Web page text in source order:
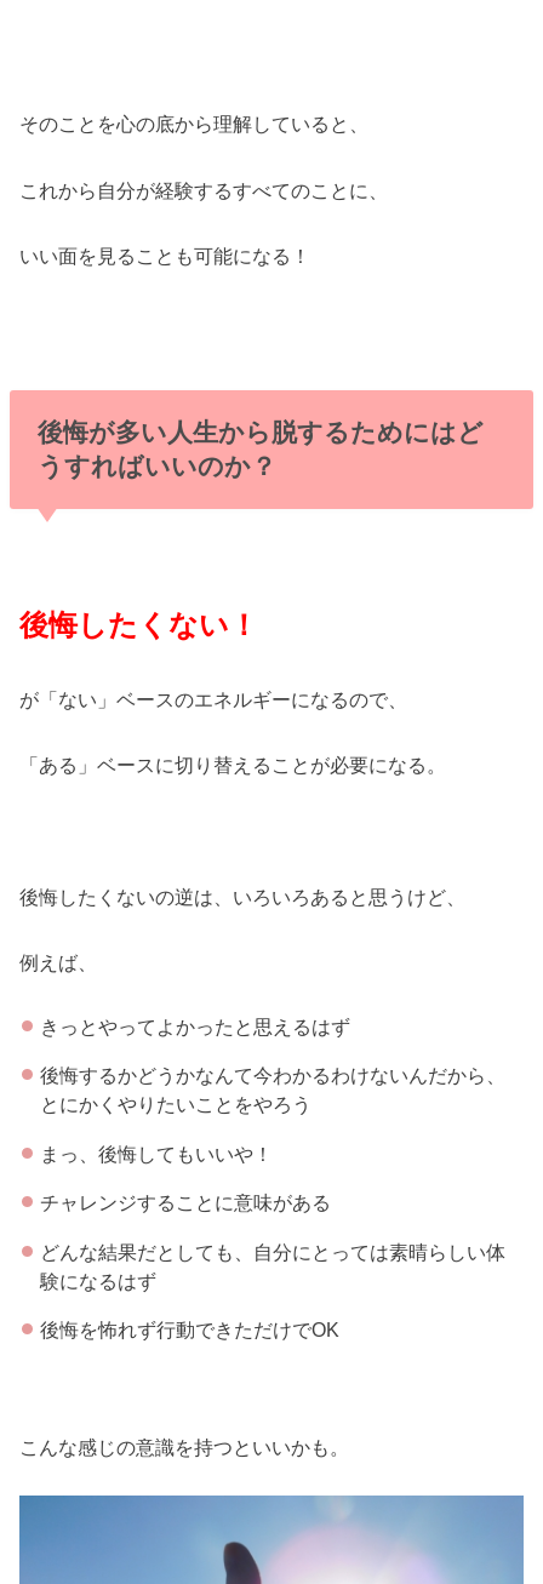
そのことを心の底から理解していると、
これから自分が経験するすべてのことに、
いい面を見ることも可能になる！
後悔が多い人生から脱するためにはど
うすればいいのか？
後悔したくない！
が「ない」ベースのエネルギーになるので、
「ある」ベースに切り替えることが必要になる。
後悔したくないの逆は、いろいろあると思うけど、
例えば、
きっとやってよかったと思えるはず
後悔するかどうかなんて今わかるわけないんだから、
とにかくやりたいことをやろう
まっ、後悔してもいいや！
チャレンジすることに意味がある
どんな結果だとしても、自分にとっては素晴らしい体
験になるはず
後悔を怖れず行動できただけでOK
こんな感じの意識を持つといいかも。